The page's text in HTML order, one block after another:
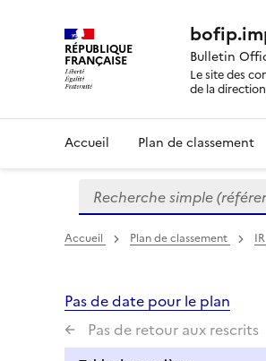
RÉPUBLIQUE
FRANÇAISE Bulletin
Le site des
de la
Accueil Plan de classement
Formulaire
de
recherche
Recherche simple
Accueil Plan de classement IR
Pas de date pour le plan
Pas de retour aux rescrits